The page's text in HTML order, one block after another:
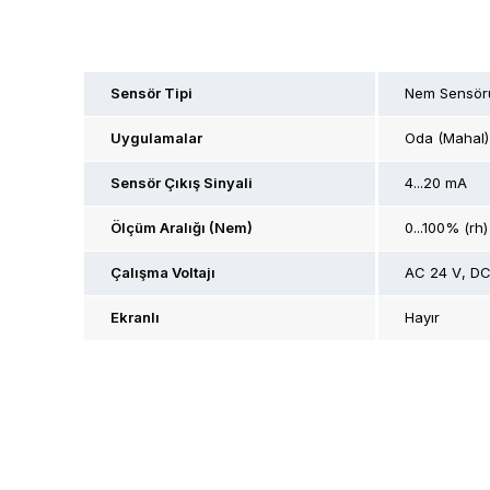
Sensör Tipi Nem
Uygulamalar Oda
Sensör Çıkış Sinyali 4...20 mA
Ölçüm Aralığı (Nem) 0...100% (rh)
Çalışma Voltajı AC 24 V
Ekranlı Hayır